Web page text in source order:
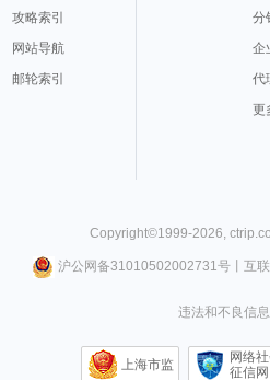
攻略索引
网站导航
邮轮索引
分
企
代
更
Copyright©1999-2026,
沪公网备31010502002731号丨 互
违法和不良信
上海市监
网络
征信网